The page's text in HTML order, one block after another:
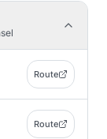
Route
Route